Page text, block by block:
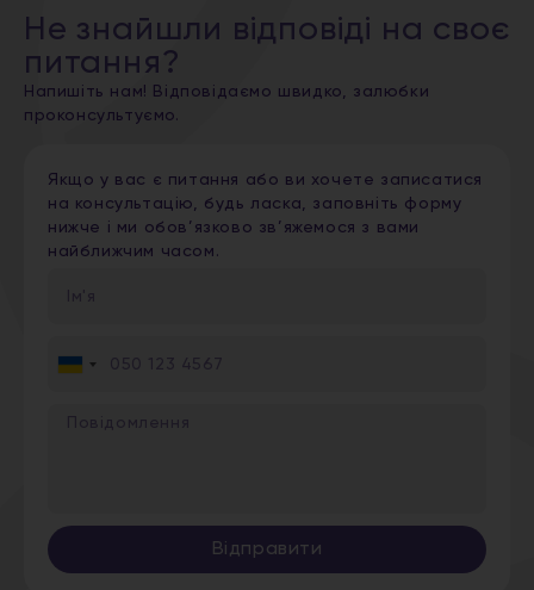
Не знайшли відповіді на своє
питання?
Напишіть нам! Відповідаємо швидко, залюбки
проконсультуємо.
Якщо у вас є питання або ви хочете записатися
на консультацію, будь ласка, заповніть форму
нижче і ми обов’язково зв’яжемося з вами
найближчим часом.
Ukraine
Відправити